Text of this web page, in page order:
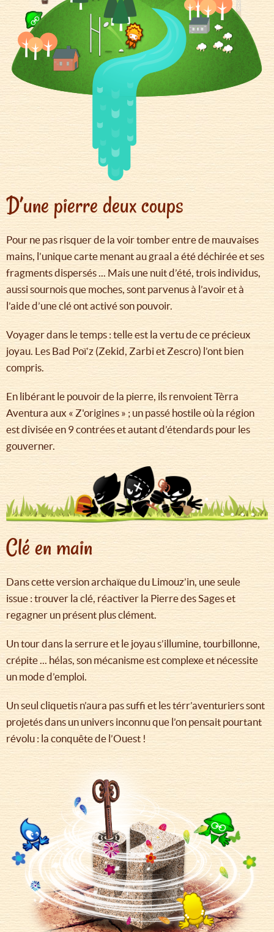
D’une pierre deux coups
Pour ne pas risquer de la voir tomber entre de mauvaises
mains, l’unique carte menant au graal a été déchirée et ses
fragments dispersés ... Mais une nuit d’été, trois individus,
aussi sournois que moches, sont parvenus à l’avoir et à
l’aide d’une clé ont activé son pouvoir.
Voyager dans le temps : telle est la vertu de ce précieux
joyau. Les Bad Poï’z (Zekid, Zarbi et Zescro) l’ont bien
compris.
En libérant le pouvoir de la pierre, ils renvoient Tèrra
Aventura aux « Z'origines » ; un passé hostile où la région
est divisée en 9 contrées et autant d’étendards pour les
gouverner.
Clé en main
Dans cette version archaïque du Limouz’in, une seule
issue : trouver la clé, réactiver la Pierre des Sages et
regagner un présent plus clément.
Un tour dans la serrure et le joyau s’illumine, tourbillonne,
crépite ... hélas, son mécanisme est complexe et nécessite
un mode d’emploi.
Un seul cliquetis n’aura pas suffi et les térr’aventuriers sont
projetés dans un univers inconnu que l’on pensait pourtant
révolu : la conquête de l’Ouest !